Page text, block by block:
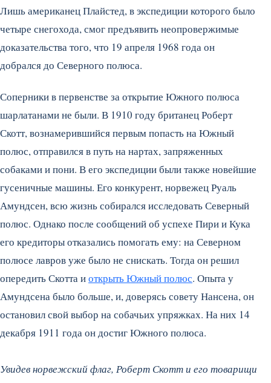
Лишь американец Плайстед, в экспедиции которого было
четыре снегохода, смог предъявить неопровержимые
доказательства того, что 19 апреля 1968 года он
добрался до Северного полюса.
Соперники в первенстве за открытие Южного полюса
шарлатанами не были. В 1910 году британец Роберт
Скотт, вознамерившийся первым попасть на Южный
полюс, отправился в путь на нартах, запряженных
собаками и пони. В его экспедиции были также новейшие
гусеничные машины. Его конкурент, норвежец Руаль
Амундсен, всю жизнь собирался исследовать Северный
полюс. Однако после сообщений об успехе Пири и Кука
его кредиторы отказались помогать ему: на Северном
полюсе лавров уже было не снискать. Тогда он решил
опередить Скотта иоткрыть Южный полюс. Опыта у
Амундсена было больше, и, доверясь совету Нансена, он
остановил свой выбор на собачьих упряжках. На них 14
декабря 1911 года он достиг Южного полюса.
Увидев норвежский флаг, Роберт Скотт и его товарищи